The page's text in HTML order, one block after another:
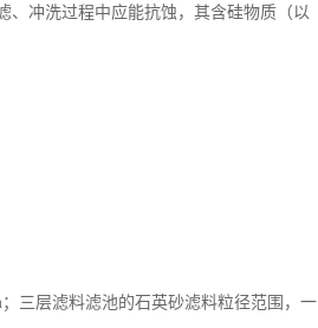
、冲洗过程中应能抗蚀，其含硅物质（以
三层滤料滤池的石英砂滤料粒径范围，一